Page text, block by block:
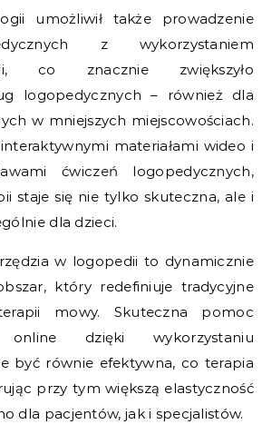
umożliwił także prowadzenie
z wykorzystaniem
co znacznie zwiększyło
logopedycznych – również dla
w mniejszych miejscowościach.
materiałami wideo i
ćwiczeń logopedycznych,
staje się nie tylko skuteczna, ale i
dla dzieci.
w logopedii to dynamicznie
który redefiniuje tradycyjne
mowy. Skuteczna pomoc
online dzięki wykorzystaniu
być równie efektywna, co terapia
przy tym większą elastyczność
dla pacjentów, jak i specjalistów.